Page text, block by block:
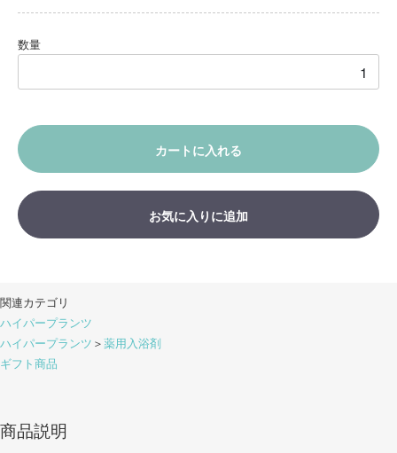
数量
カートに入れる
お気に入りに追加
関連カテゴリ
ハイパープランツ
ハイパープランツ ＞薬用入浴剤
ギフト商品
商品説明